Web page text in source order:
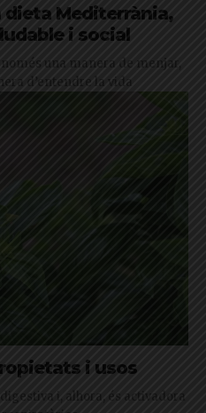
dieta Mediterrània,
i social
una manera de menjar,
d’entendre la vida
i usos
i, alhora, és activadora